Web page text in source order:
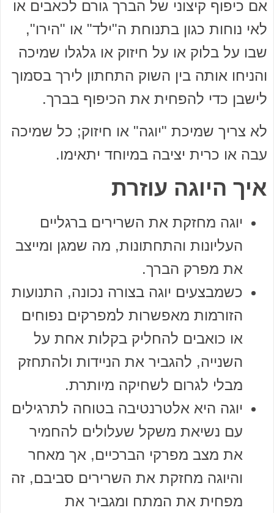
אם כיפוף קיצוני של הברך גורם לכאבים או
לאי נוחות כגון בתנוחת ה"ילד" או "הירו",
שבו על בלוק או על חיזוק או גלגלו שמיכה
והניחו אותה בין השוק התחתון לירך בסמוך
לישבן כדי להפחית את הכיפוף בברך.
לא צריך שמיכת "יוגה" או חיזוק; כל שמיכה
עבה או כרית יציבה במיוחד יתאימו.
איך היוגה עוזרת
יוגה מחזקת את השרירים ברגליים
העליונות והתחתונות, מה שמגן ומייצב
את מפרק הברך.
כשמבצעים יוגה בצורה נכונה, התנועות
הזורמות מאפשרות למפרקים נפוחים
או כואבים להחליק בקלות אחת על
השנייה, להגביר את הניידות ולהתחזק
מבלי לגרום לשחיקה מיותרת.
יוגה היא אלטרנטיבה בטוחה לתרגילים
עם נשיאת משקל שעלולים להחמיר
את מצב מפרקי הברכיים, אך מאחר
והיוגה מחזקת את השרירים סביבם, זה
מפחית את המתח ומגביר את